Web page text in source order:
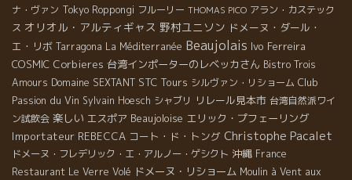
ナ・ヴァン Tokyo Roppongi フルーリー THOMAS PICO アラン・カステック
ス オリオル・アルティギャス 野村ユニソン ドメーヌ・ダール・
エ・リボ Tarragona La Méditerranée Beaujolais Ivo Ferreira
COSMIC Corbieres 台湾インポーターのレベッカさん Bistro Trois
Amours Domaine SEXTANT STC Tours シルヴァン・リショーム Club
Passion du Vin Sylvain Hoesch シャブリ リレール見本市 台湾自然派ワイ
ン試飲会 楽しい エスポア Beaujoloise エリック・プフェーリング
Importateur REBECCA コート・ド・トング Christophe Pacalet
ドメーヌ・フレデリック・エ・アルノー・ゲシクト 沖縄 France
Restaurant Le Verre Volé ドメーヌ・リショーム Moulin à Vent aux